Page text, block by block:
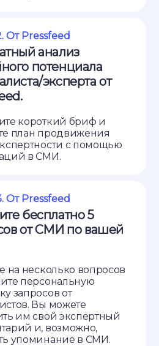
От Pressfeed
короткий бриф и
план продвижения
с помощью
в СМИ.
анализ
потенциала
эксперта от
От Pressfeed
на несколько вопросов
персональную
запросов от
Вы можете
им свой экспертный
и, возможно,
упоминание в СМИ.
бесплатно 5
от СМИ по вашей